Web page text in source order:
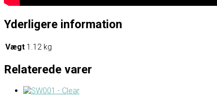
Yderligere information
Vægt 1.12 kg
Relaterede varer